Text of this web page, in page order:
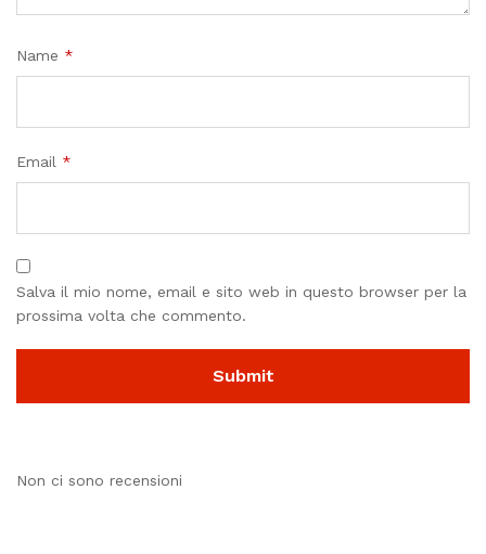
Name *
Email *
Salva il mio nome, email e sito web in questo browser per la
prossima volta che commento.
Non ci sono recensioni